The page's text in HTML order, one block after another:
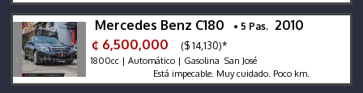
Mercedes Benz C180 • 5 Pas. 2010
¢ 6,500,000
($ 14,130)*
1800cc | Automático | Gasolina San José
Está impecable. Muy cuidado. Poco km.